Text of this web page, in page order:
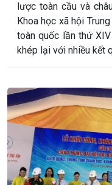
lược toàn cầu và
Khoa học xã hội
toàn quốc lần thứ
khép lại với nhiều kết